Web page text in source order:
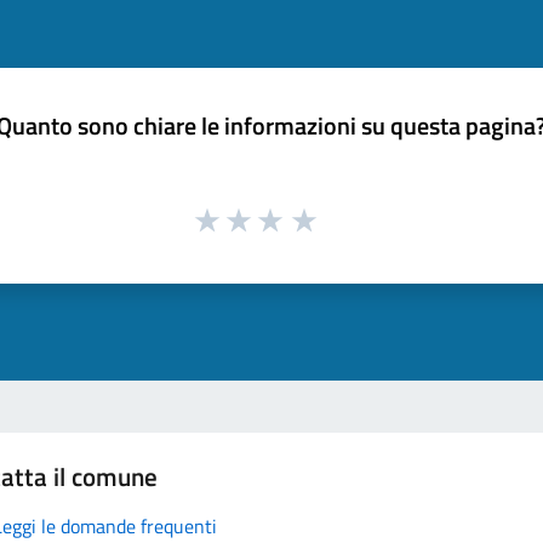
sono chiare le informazioni su questa
il comune
le domande frequenti